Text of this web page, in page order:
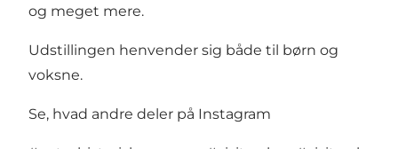
og meget mere.
Udstillingen henvender sig både til børn og
voksne.
Se, hvad andre deler på Instagram